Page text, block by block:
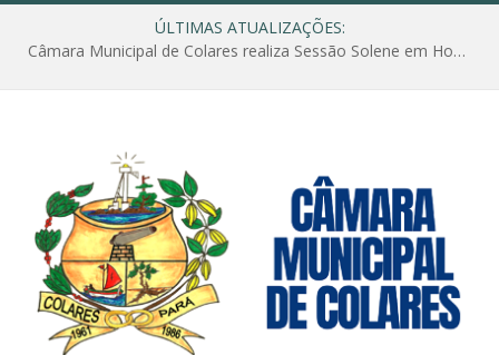
ÚLTIMAS ATUALIZAÇÕES:
Câmara Municipal de Colares realiza Sessão Solene em Homenagem ao Dia das Mães